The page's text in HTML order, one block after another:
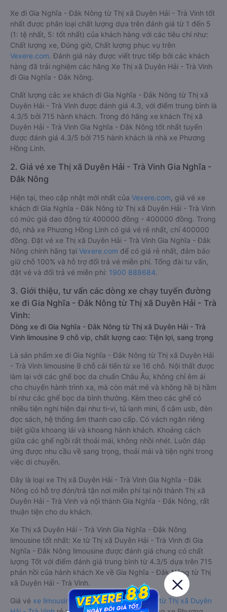
Xe đi Gia Nghĩa - Đắk Nông từ Thị xã Duyên Hải - Trà Vinh tốt
nhất được phân loại chất lượng dựa trên đánh giá từ 1 đến 5
(1: tệ nhất, 5: tốt nhất) của khách hàng với các tiêu chí như:
Chất lượng xe, Đúng giờ, Chất lượng phục vụ trên
Vexere.com. Đánh giá này được viết trực tiếp bởi các khách
hàng đã trải nghiệm các hãng Xe Thị xã Duyên Hải - Trà Vinh
đi Gia Nghĩa - Đắk Nông.
Chất lượng các xe khách đi Gia Nghĩa - Đắk Nông từ Thị xã
Duyên Hải - Trà Vinh được đánh giá 4.3, với điểm trung bình là
4.3/5 bởi 715 hành khách. Trong đó hãng xe khách Thị xã
Duyên Hải - Trà Vinh Gia Nghĩa - Đắk Nông tốt nhất tuyến
được đánh giá 4.3/5 bởi 715 hành khách là nhà xe Phương
Hồng Linh.
2. Giá vé xe Thị xã Duyên Hải - Trà Vinh Gia Nghĩa -
Đắk Nông
Hiện tại, theo cập nhật mới nhất của Vexere.com , giá vé xe
khách đi Gia Nghĩa - Đắk Nông từ Thị xã Duyên Hải - Trà Vinh
có mức giá dao động từ 400000 đồng - 400000 đồng. Trong
đó, nhà xe Phương Hồng Linh có giá vé rẻ nhất, chỉ 400000
đồng. Đặt vé xe Thị xã Duyên Hải - Trà Vinh Gia Nghĩa - Đắk
Nông chính hãng tại Vexere.com để có giá rẻ nhất, đảm bảo
giữ chỗ 100% và hỗ trợ đổi trả vé miễn phí. Tổng đài tư vấn,
đặt vé và đổi trả vé miễn phí: 1900 888684.
3. Giới thiệu, tư vấn các dòng xe chạy tuyến đường
xe đi Gia Nghĩa - Đắk Nông từ Thị xã Duyên Hải - Trà
Vinh:
Dòng xe đi Gia Nghĩa - Đắk Nông từ Thị xã Duyên Hải - Trà
Vinh limousine 9 chỗ vip, chất lượng cao: Tiện lợi, sang trọng
Là sản phẩm xe đi Gia Nghĩa - Đắk Nông từ Thị xã Duyên Hải
- Trà Vinh limousine 9 chỗ cải tiến từ xe 16 chỗ. Nội thất được
làm lại với các ghế bọc da chuẩn Châu Âu, không chỉ êm ái
cho chuyến hành trình xa, mà còn mát mẻ và không hề bị hầm
bí như các ghế bọc da bình thường. Kèm theo các ghế có
nhiều tiện nghi hiện đại như ti-vi, tủ lạnh mini, ổ cắm usb, đèn
đọc sách, hệ thống âm thanh cao cấp. Có vách ngăn riêng
biệt giữa khoang lái và khoang hành khách. Khoảng cách
giữa các ghế ngồi rất thoải mái, không nhồi nhét. Luôn đáp
ứng được nhu cầu về sang trọng, thoải mái và tiện nghi trong
việc di chuyển.
Đây là loại xe Thị xã Duyên Hải - Trà Vinh Gia Nghĩa - Đắk
Nông có hỗ trợ đón/trả tận nơi miễn phí tại nội thành Thị xã
Duyên Hải - Trà Vinh và nội thành Gia Nghĩa - Đắk Nông, rất
thuận tiện cho du khách.
Xe Thị xã Duyên Hải - Trà Vinh Gia Nghĩa - Đắk Nông
limousine tốt nhất: Xe từ Thị xã Duyên Hải - Trà Vinh đi Gia
Nghĩa - Đắk Nông limousine được đánh giá chung có chất
lượng Tốt với điểm đánh giá trung bình từ 4.3/5 dựa trên 715
phản hồi của hành khách Xe về Gia Nghĩa - Đắk Nông từ Thị
xã Duyên Hải - Trà Vinh.
Giá vé xe limousine đi Gia Nghĩa - Đắk Nông từ Thị xã Duyên